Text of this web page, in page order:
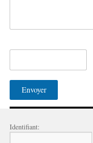
Identifiant: